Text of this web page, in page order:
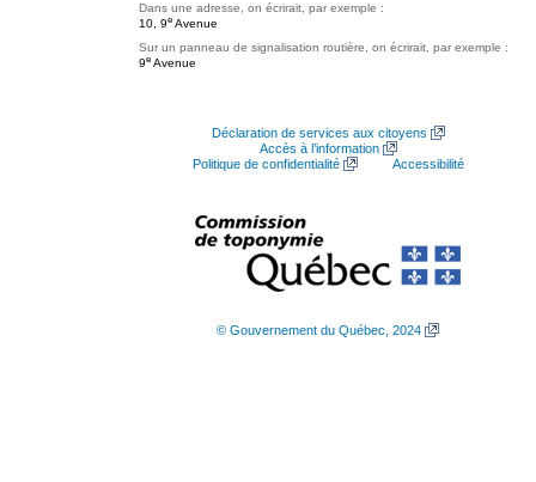
Dans une adresse, on écrirait, par exemple :
10, 9e Avenue
Sur un panneau de signalisation routière, on écrirait, par exemple :
9e Avenue
Déclaration de services aux citoyens
Accès à l’information
Politique de confidentialité
Accessibilité
© Gouvernement du Québec, 2024